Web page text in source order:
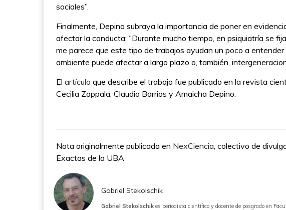
sociales”.
Finalmente, Depino subraya la importancia de poner en
afectar la conducta: “Durante mucho tiempo, en psiquiatría se
me parece que este tipo de trabajos ayudan un poco a
ambiente puede afectar a largo plazo o, también,
El artículo que describe el trabajo fue publicado en la revista
Cecilia Zappala, Claudio Barrios y Amaicha Depino.
Nota originalmente publicada en NexCiencia, colectivo de
Exactas de la UBA
Gabriel Stekolschik
Gabriel Stekolschik es periodista científico y docente de posgrado en